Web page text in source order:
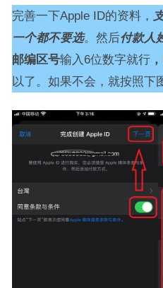
完善一下Apple ID的资料，
一个都不要选。然后付款人
邮编区号输入6位数字就行
以了。如果不会，就按照下